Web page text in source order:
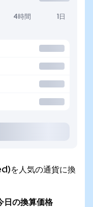
4時間 1日
人気の通貨に換
日の換算価格